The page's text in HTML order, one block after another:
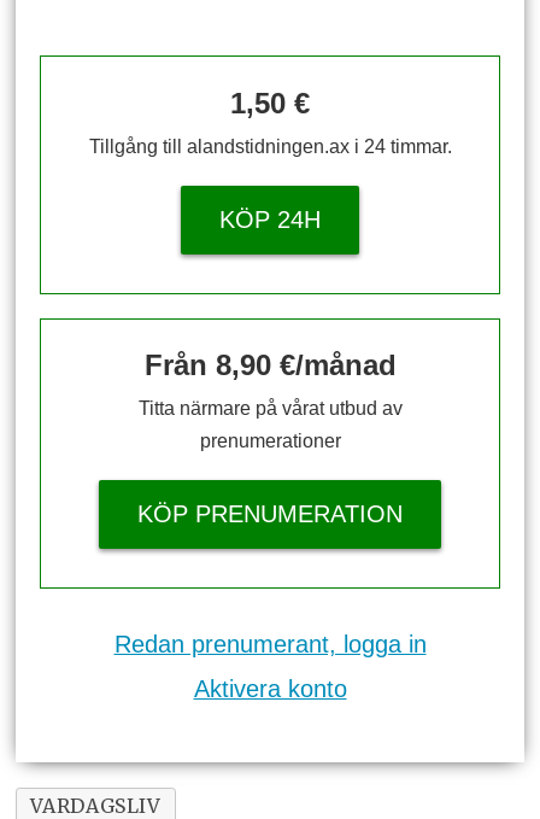
1,50 €
Tillgång till alandstidningen.ax i 24 timmar.
KÖP 24H
Från 8,90 €/månad
Titta närmare på vårat utbud av
prenumerationer
KÖP PRENUMERATION
Redan prenumerant, logga in
Aktivera konto
VARDAGSLIV